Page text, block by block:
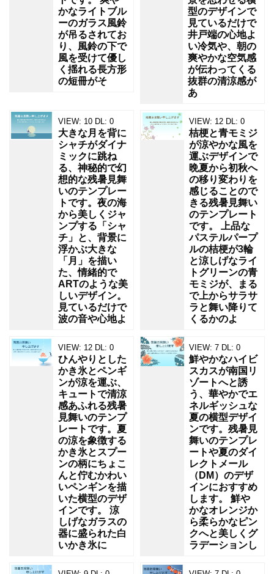
かなライトブル
ーのガラス風鈴
が吊るされてお
り、風鈴の下で
風を受けて優し
く揺れる長方形
の短冊がそ
型のデザインで
見ているだけで
井戸端の心地よ
い冷気や、朝の
爽やかな空気感
が伝わってくる
抜群の清涼感が
あ
VIEW: 10 DL: 0
大きな月を背に
シャチがダイナ
ミックに跳ね
る、神秘的で幻
想的な残暑見舞
いのテンプレー
トです。夜の海
から美しくジャ
ンプする「シャ
チ」と、背景に
浮かぶ大きな
「月」を描い
た、情緒的で
ARTのような美
しいデザイン。
見ているだけで
波の音や心地よ
VIEW: 12 DL: 0
桔梗と青モミジ
が涼やかな風を
運ぶデザインで
晩夏から初秋へ
の移り変わりを
感じることので
きる残暑見舞い
のテンプレート
です。 上品な
パステルパープ
ルの桔梗が3輪
と涼しげなライ
トグリーンの青
モミジが、まる
で上からサラサ
ラと舞い降りて
くるかのよ
VIEW: 12 DL: 0
ひんやりとした
かき氷とペンギ
ンが涼を運ぶ、
キュートで清涼
感あふれる残暑
見舞いのテンプ
レートです。夏
の涼を象徴する
かき氷とスプー
ンの柄にちょこ
んと佇むかわい
いペンギンを描
いた横型のデザ
インです。 涼
しげなガラスの
器に盛られた白
いかき氷に
VIEW: 7 DL: 0
鮮やかなハイビ
スカスが南国リ
ゾートへと誘
う、華やかでエ
ネルギッシュな
夏の横型デザイ
ンです。残暑見
舞いのテンプレ
ートや夏のダイ
レクトメール
（DM）のデザ
インにおすすめ
します。 鮮や
かなオレンジか
ら柔らかなピン
クへと美しくグ
ラデーションし